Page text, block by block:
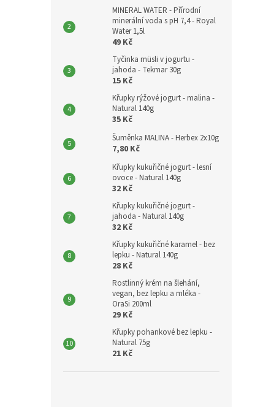
MINERAL WATER - Přírodní
minerální voda s pH 7,4 - Royal
Water 1,5l
49 Kč
Tyčinka müsli v jogurtu -
jahoda - Tekmar 30g
15 Kč
Křupky rýžové jogurt - malina -
Natural 140g
35 Kč
Šuměnka MALINA - Herbex 2x10g
7,80 Kč
Křupky kukuřičné jogurt - lesní
ovoce - Natural 140g
32 Kč
Křupky kukuřičné jogurt -
jahoda - Natural 140g
32 Kč
Křupky kukuřičné karamel - bez
lepku - Natural 140g
28 Kč
Rostlinný krém na šlehání,
vegan, bez lepku a mléka -
OraSi 200ml
29 Kč
Křupky pohankové bez lepku -
Natural 75g
21 Kč